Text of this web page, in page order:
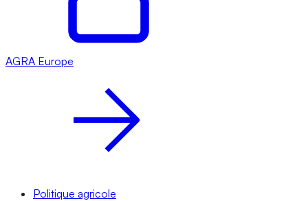
AGRA Europe
Politique agricole